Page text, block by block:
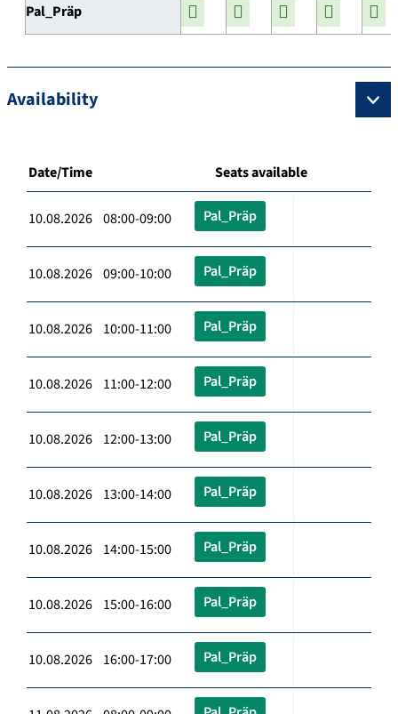
Pal_Präp
Availability
Date/Time Seats available
10.08.2026 08:00-09:00 Pal_Präp
10.08.2026 09:00-10:00 Pal_Präp
10.08.2026 10:00-11:00 Pal_Präp
10.08.2026 11:00-12:00 Pal_Präp
10.08.2026 12:00-13:00 Pal_Präp
10.08.2026 13:00-14:00 Pal_Präp
10.08.2026 14:00-15:00 Pal_Präp
10.08.2026 15:00-16:00 Pal_Präp
10.08.2026 16:00-17:00 Pal_Präp